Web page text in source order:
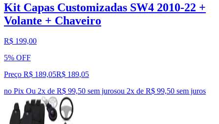
Kit Capas Customizadas SW4 2010-22 +
Volante + Chaveiro
R$ 199,00
5% OFF
Preço R$ 189,05R$ 189,05
no Pix Ou 2x de R$ 99,50 sem jurosou 2x de R$ 99,50 sem juros